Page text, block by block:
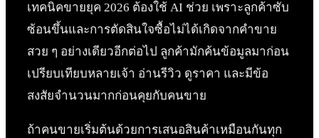
เทคนิคขายยุค 2026 ต้องใช้ AI ช่วย เพราะลูกค้าซับ
ซ้อนขึ้นและการตัดสินใจซื้อไม่ได้เกิดจากคำขาย
สวย ๆ อย่างเดียวอีกต่อไป ลูกค้ามักค้นข้อมูลมาก่อน
เปรียบเทียบหลายเจ้า อ่านรีวิว ดูราคา และมีข้อ
สงสัยจำนวนมากก่อนคุยกับคนขาย
ถ้าคนขายเริ่มต้นด้วยการเสนอสินค้าเหมือนกันทุก